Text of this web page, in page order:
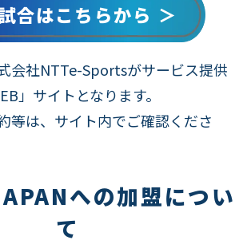
合はこちらから ＞
会社NTTe-Sportsがサービス提供
」サイトとなります。
等は、サイト内でご確認くださ
への加盟につい
て